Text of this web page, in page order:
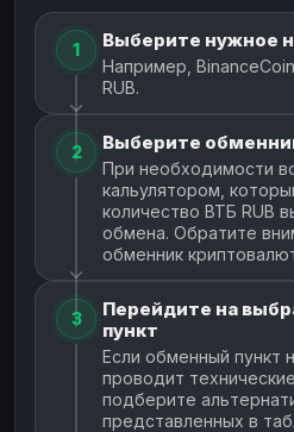
1 Выберите нужное
Например,
RUB.
2 Выберите
При необходимости
кальулятором,
количество ВТБ RUB
обмена. Обратите
обменник
3
Перейдите на
пункт
Если обменный пункт
проводит
подберите
представленных в